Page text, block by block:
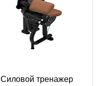
Силовой тренажер